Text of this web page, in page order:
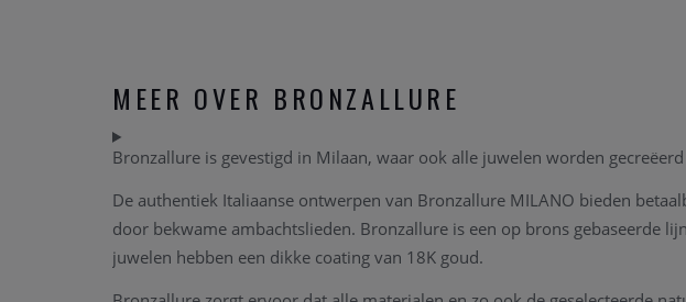
MEER OVER BRONZALLURE
Bronzallure is gevestigd in Milaan, waar ook alle juwelen worden
De authentiek Italiaanse ontwerpen van Bronzallure MILANO bieden
door bekwame ambachtslieden. Bronzallure is een op brons gebaseerde
juwelen hebben een dikke coating van 18K goud.